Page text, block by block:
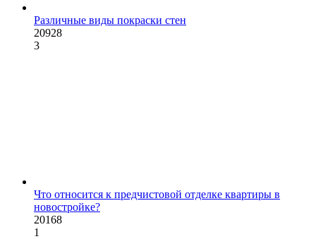
Различные виды покраски стен
20928
3
Что относится к предчистовой отделке квартиры в
новостройке?
20168
1